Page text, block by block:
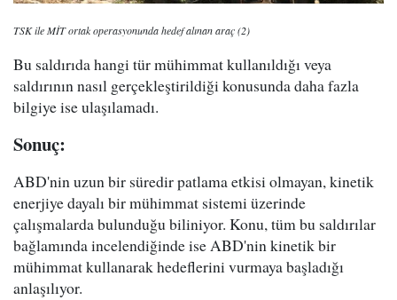
TSK ile MİT ortak operasyonunda hedef alınan araç (2)
Bu saldırıda hangi tür mühimmat kullanıldığı veya
saldırının nasıl gerçekleştirildiği konusunda daha fazla
bilgiye ise ulaşılamadı.
Sonuç:
ABD'nin uzun bir süredir patlama etkisi olmayan, kinetik
enerjiye dayalı bir mühimmat sistemi üzerinde
çalışmalarda bulunduğu biliniyor. Konu, tüm bu saldırılar
bağlamında incelendiğinde ise ABD'nin kinetik bir
mühimmat kullanarak hedeflerini vurmaya başladığı
anlaşılıyor.